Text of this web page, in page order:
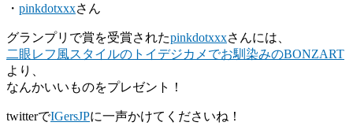
・ pinkdotxxxさん
グランプリで賞を受賞されたpinkdotxxxさんには、
二眼レフ風スタイルのトイデジカメでお馴染みのBONZART
より、
なんかいいものをプレゼント！
twitterでIGersJPに一声かけてくださいね！